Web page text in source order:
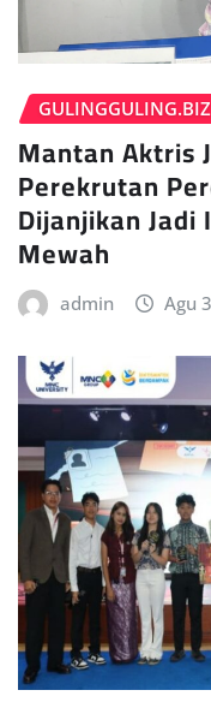
Mantan Aktris
Perekrutan
Dijanjikan
Mewah
admin Agu